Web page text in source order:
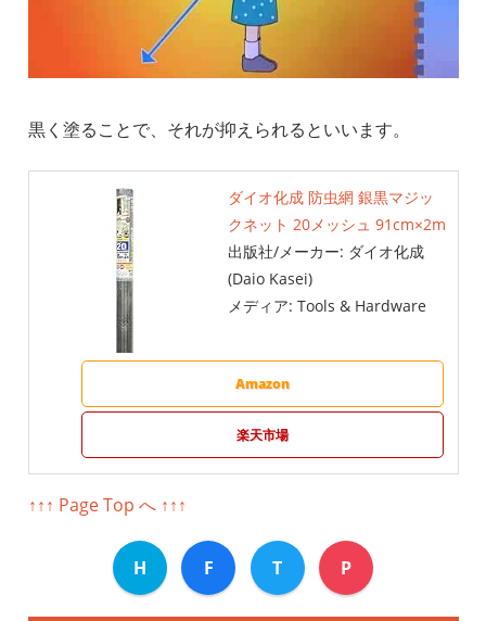
黒く塗ることで、それが抑えられるといいます。
ダイオ化成 防虫網 銀黒マジッ
クネット 20メッシュ 91cm×2m
出版社/メーカー: ダイオ化成
(Daio Kasei)
メディア: Tools & Hardware
Amazon
楽天市場
↑↑↑ Page Top へ ↑↑↑
H F T P